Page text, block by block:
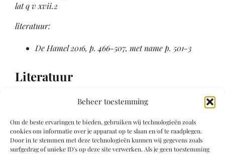
Beheer toestemming
Om de beste ervaringen te bieden, gebruiken wij technologieën zoals
cookies om informatie over je apparaat op te slaan en/of te raadplegen.
Door in te stemmen met deze technologieën kunnen wij gegevens zoals
surfgedrag of unieke ID's op deze site verwerken. Als je geen toestemming
lat q v xvii.2
literatuur:
De Hamel 2016, p. 466-507, met name p. 501-3
Literatuur
Salmi 1955, p. 44
De Hamel 2016, p. 466-507
Bradley 1887-1889